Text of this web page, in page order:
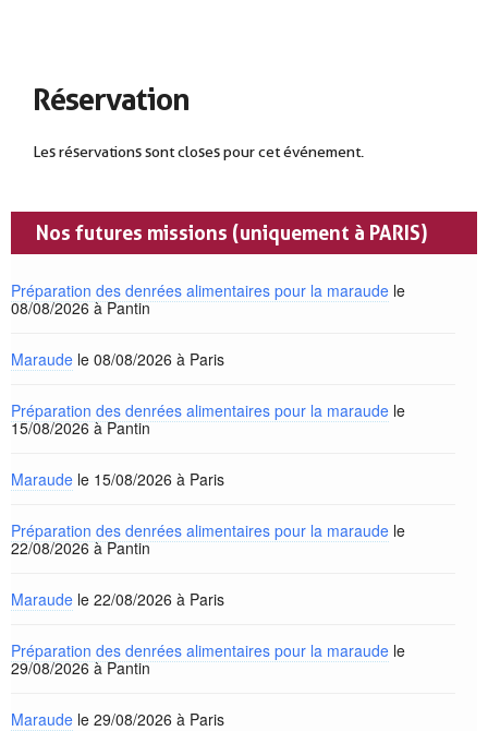
Réservation
Les réservations sont closes pour cet événement.
Nos futures missions (uniquement à PARIS)
Préparation des denrées alimentaires pour la maraude le
08/08/2026 à Pantin
Maraude le 08/08/2026 à Paris
Préparation des denrées alimentaires pour la maraude le
15/08/2026 à Pantin
Maraude le 15/08/2026 à Paris
Préparation des denrées alimentaires pour la maraude le
22/08/2026 à Pantin
Maraude le 22/08/2026 à Paris
Préparation des denrées alimentaires pour la maraude le
29/08/2026 à Pantin
Maraude le 29/08/2026 à Paris